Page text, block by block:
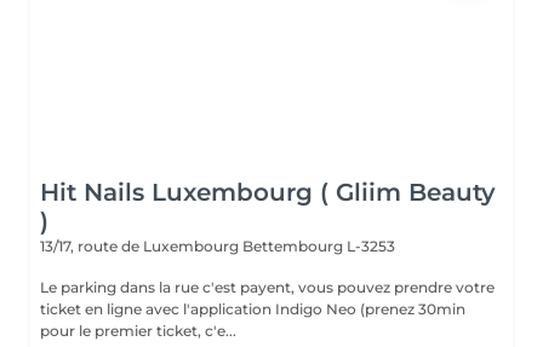
Hit Nails Luxembourg ( Gliim Beauty
)
13/17, route de Luxembourg Bettembourg L-3253
Le parking dans la rue c'est payent, vous pouvez prendre votre
ticket en ligne avec l'application Indigo Neo (prenez 30min
pour le premier ticket, c'e...